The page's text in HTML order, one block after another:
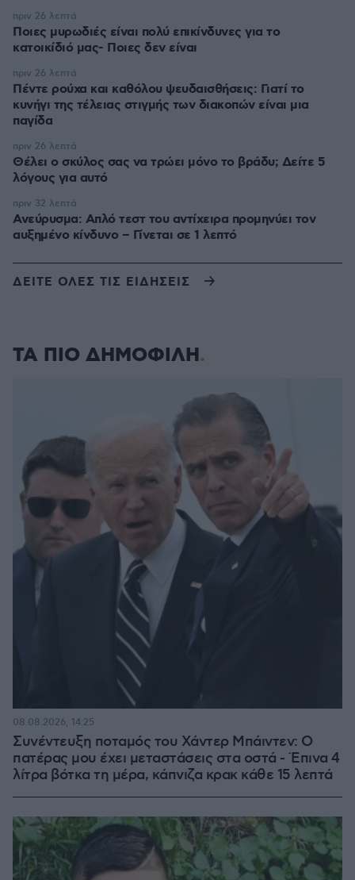
Ποιες μυρωδιές είναι πολύ επικίνδυνες για το
κατοικίδιό μας- Ποιες δεν είναι
πριν 26 λεπτά
Πέντε ρούχα και καθόλου ψευδαισθήσεις: Γιατί το
κυνήγι της τέλειας στιγμής των διακοπών είναι μια
παγίδα
πριν 26 λεπτά
Θέλει ο σκύλος σας να τρώει μόνο το βράδυ; Δείτε 5
λόγους για αυτό
πριν 26 λεπτά
Ανεύρυσμα: Απλό τεστ του αντίχειρα προμηνύει τον
αυξημένο κίνδυνο – Γίνεται σε 1 λεπτό
πριν 32 λεπτά
ΔΕΙΤΕ ΟΛΕΣ ΤΙΣ ΕΙΔΗΣΕΙΣ
ΤΑ ΠΙΟ ΔΗΜΟΦΙΛΗ
Συνέντευξη ποταμός του Χάντερ Μπάιντεν: Ο
πατέρας μου έχει μεταστάσεις στα οστά - Έπινα 4
λίτρα βότκα τη μέρα, κάπνιζα κρακ κάθε 15 λεπτά
08.08.2026, 14:25